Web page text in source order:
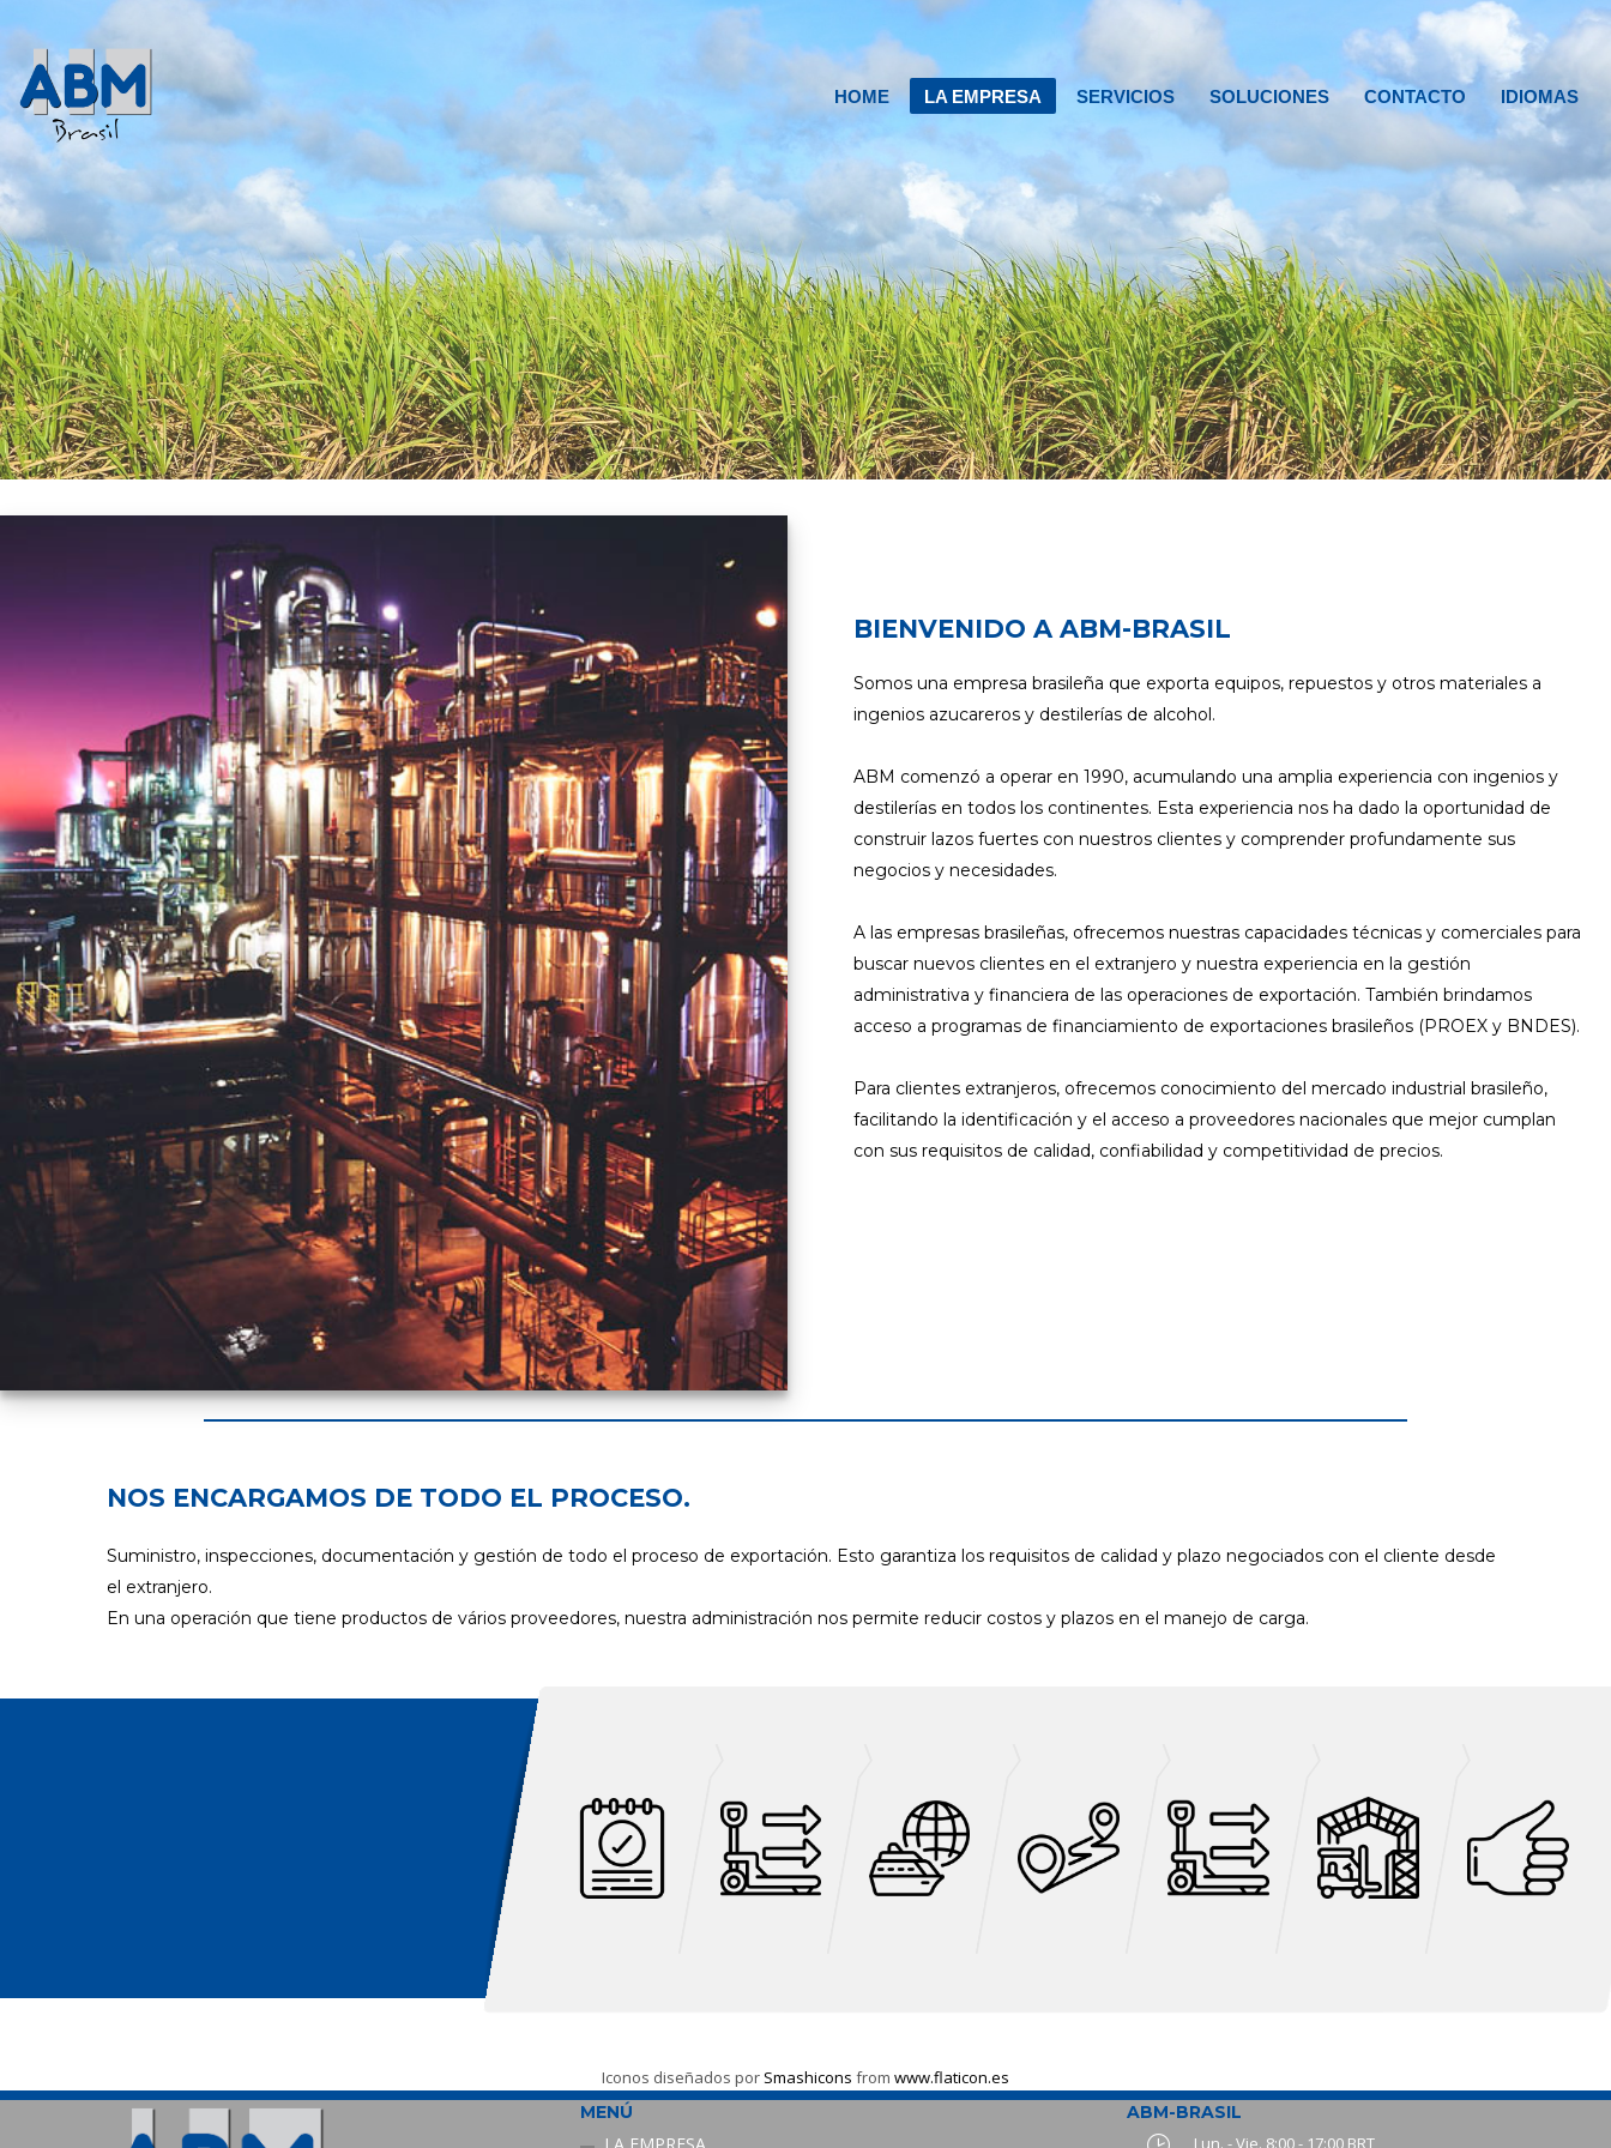
HOME LA EMPRESA SERVICIOS SOLUCIONES CONTACTO IDIOMAS
BIENVENIDO A ABM-BRASIL
Somos una empresa brasileña que exporta equipos, repuestos y otros materiales a
ingenios azucareros y destilerías de alcohol.
ABM comenzó a operar en 1990, acumulando una amplia experiencia con ingenios y
destilerías en todos los continentes. Esta experiencia nos ha dado la oportunidad de
construir lazos fuertes con nuestros clientes y comprender profundamente sus
negocios y necesidades.
A las empresas brasileñas, ofrecemos nuestras capacidades técnicas y comerciales para
buscar nuevos clientes en el extranjero y nuestra experiencia en la gestión
administrativa y financiera de las operaciones de exportación. También brindamos
acceso a programas de financiamiento de exportaciones brasileños (PROEX y BNDES).
Para clientes extranjeros, ofrecemos conocimiento del mercado industrial brasileño,
facilitando la identificación y el acceso a proveedores nacionales que mejor cumplan
con sus requisitos de calidad, confiabilidad y competitividad de precios.
NOS ENCARGAMOS DE TODO EL PROCESO.
Suministro, inspecciones, documentación y gestión de todo el proceso de exportación. Esto garantiza los requisitos de calidad y plazo negociados con el cliente desde
el extranjero.
En una operación que tiene productos de vários proveedores, nuestra administración nos permite reducir costos y plazos en el manejo de carga.
Iconos diseñados por Smashicons from www.flaticon.es
MENÚ
ABM-BRASIL